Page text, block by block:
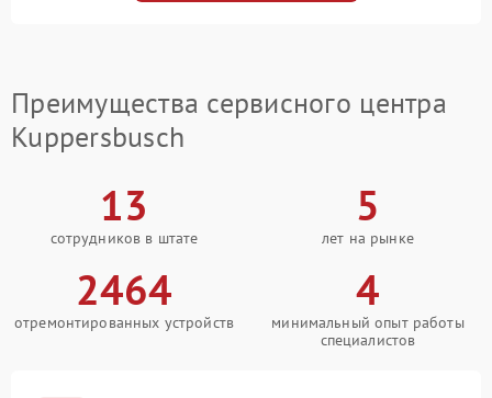
Преимущества сервисного центра
Kuppersbusch
13
сотрудников в штате
5
лет на рынке
2464
отремонтированных устройств
4
минимальный опыт работы
специалистов